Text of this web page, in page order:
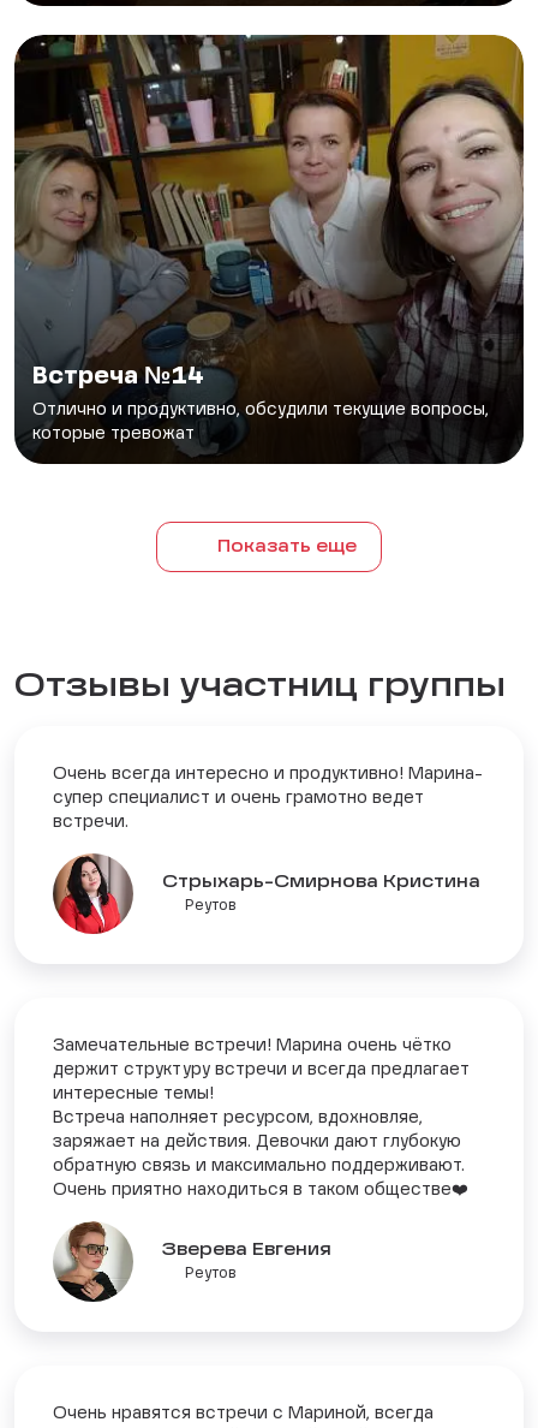
Встреча №14
Отлично и продуктивно, обсудили текущие вопросы,
которые тревожат
Показать еще
Отзывы участниц группы
Очень всегда интересно и продуктивно! Марина-
супер специалист и очень грамотно ведет
встречи.
Стрыхарь-Смирнова Кристина
Реутов
Замечательные встречи! Марина очень чётко
держит структуру встречи и всегда предлагает
интересные темы!
Встреча наполняет ресурсом, вдохновляе,
заряжает на действия. Девочки дают глубокую
обратную связь и максимально поддерживают.
Очень приятно находиться в таком обществе❤️
Зверева Евгения
Реутов
Очень нравятся встречи с Мариной, всегда